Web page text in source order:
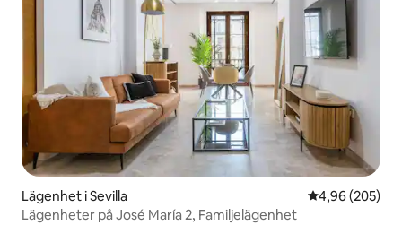
Lägenhet i Sevilla 4,96 av 5 i
4,96 (205)
Lägenheter på José María 2, Familjelägenhet